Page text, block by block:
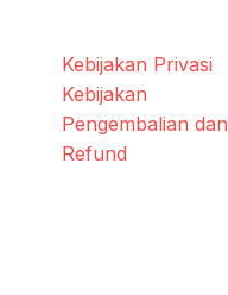
Kebijakan Privasi
Kebijakan
Pengembalian dan
Refund